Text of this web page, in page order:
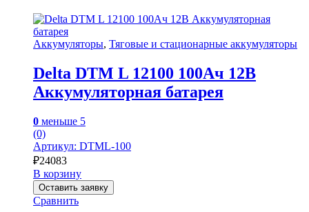
Аккумуляторы, Тяговые и стационарные аккумуляторы
Delta DTM L 12100 100Ач 12В
Аккумуляторная батарея
0 меньше 5
(0)
Артикул: DTML-100
₽24083
В корзину
Оставить заявку
Сравнить